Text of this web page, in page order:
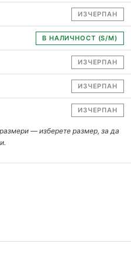
ИЗЧЕРПАН
В НАЛИЧНОСТ (S/M)
ИЗЧЕРПАН
ИЗЧЕРПАН
ИЗЧЕРПАН
— изберете размер, за да